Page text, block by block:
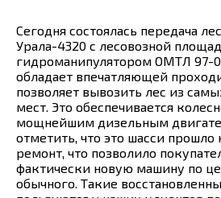
Сегодня состоялась передача
Урала-4320 с лесовозной
гидроманипулятором ОМТЛ 97-
обладает впечатляющей
позволяет вывозить лес из
мест. Это обеспечивается
мощнейшим дизельным
отметить, что это шасси прошло
ремонт, что позволило
фактически новую машину по
обычного. Такие